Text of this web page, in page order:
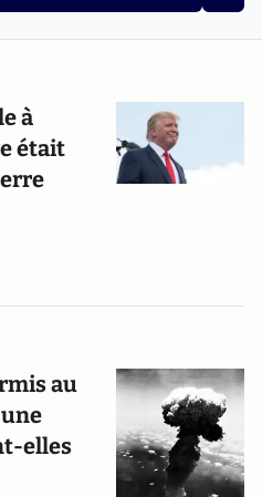
à
était
au
elles